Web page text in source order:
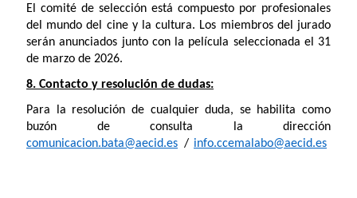
El comité de selección está compuesto por profesionales
del mundo del cine y la cultura. Los miembros del jurado
serán anunciados junto con la película seleccionada el 31
de marzo de 2026.
8. Contacto y resolución de dudas:
Para la resolución de cualquier duda, se habilita como
buzón de consulta la dirección
comunicacion.bata@aecid.es / info.ccemalabo@aecid.es